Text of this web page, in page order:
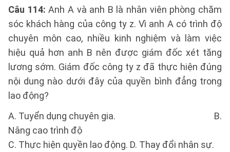
Câu 114:Anh A và anh B là nhân viên phòng chăm
sóc khách hàng của công ty z. Vì anh A có trình độ
chuyên môn cao, nhiều kinh nghiệm và làm việc
hiệu quả hơn anh B nên được giám đốc xét tăng
lương sớm. Giám đốc công ty z đã thực hiện đúng
nội dung nào dưới đây của quyền bình đẳng trong
lao động?
A. Tuyển dụng chuyên gia. B.
Nâng cao trình độ
C. Thực hiện quyền lao động. D. Thay đổi nhân sự.